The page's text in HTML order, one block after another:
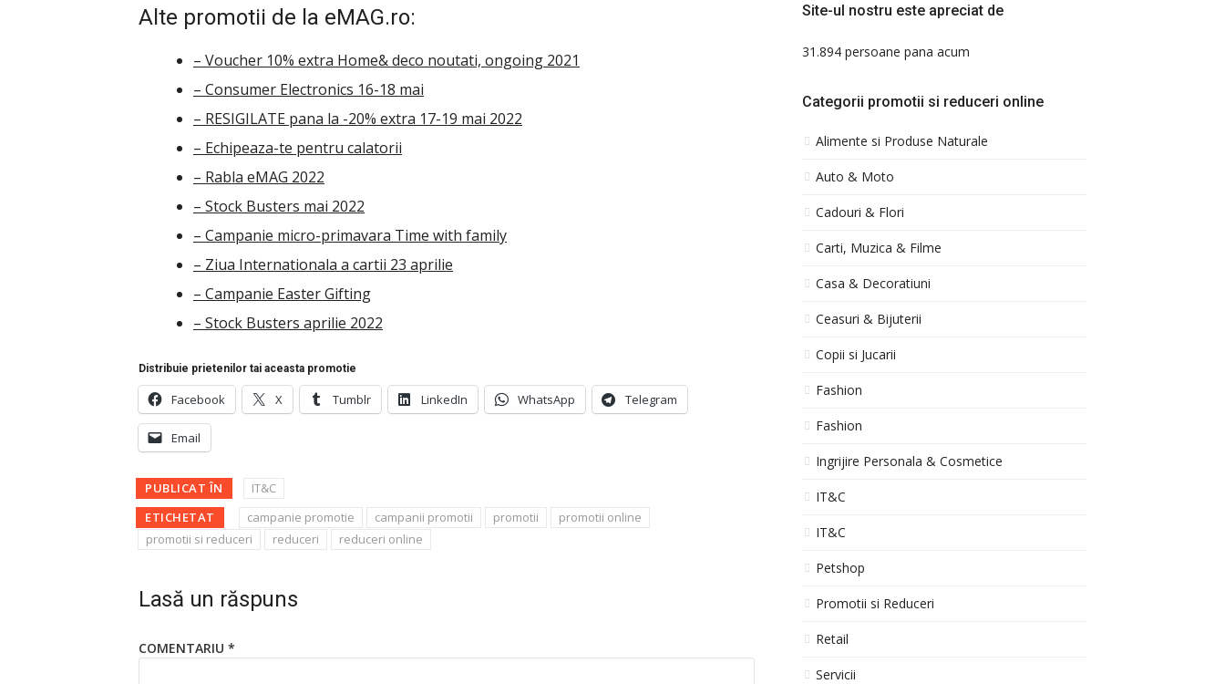
Alte promotii de la eMAG.ro:
– Voucher 10% extra Home& deco noutati, ongoing 2021
– Consumer Electronics 16-18 mai
– RESIGILATE pana la -20% extra 17-19 mai 2022
– Echipeaza-te pentru calatorii
– Rabla eMAG 2022
– Stock Busters mai 2022
– Campanie micro-primavara Time with family
– Ziua Internationala a cartii 23 aprilie
– Campanie Easter Gifting
– Stock Busters aprilie 2022
Distribuie prietenilor tai aceasta promotie
Facebook X Tumblr LinkedIn WhatsApp Telegram
Email
PUBLICAT ÎN
IT&C
ETICHETAT
campanie promotie campanii promotii promotii
promotii online
promotii si reduceri
reduceri reduceri online
Lasă un răspuns
COMENTARIU *
Site-ul nostru este apreciat de
31.894 persoane pana acum
Categorii promotii si reduceri online
Alimente si Produse Naturale
Auto & Moto
Cadouri & Flori
Carti, Muzica & Filme
Casa & Decoratiuni
Ceasuri & Bijuterii
Copii si Jucarii
Fashion
Fashion
Ingrijire Personala & Cosmetice
IT&C
IT&C
Petshop
Promotii si Reduceri
Retail
Servicii